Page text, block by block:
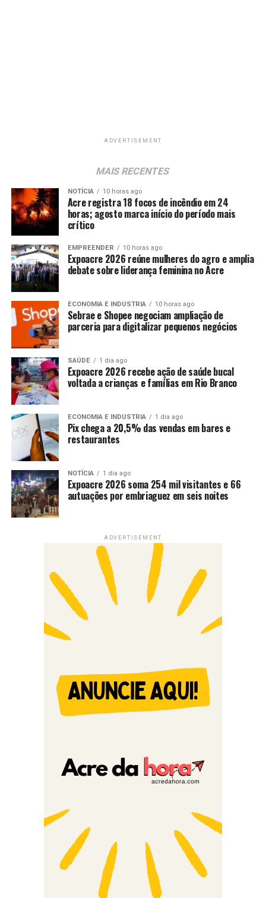
ADVERTISEMENT
MAIS RECENTES
NOTÍCIA 10 horas ago
Acre registra 18 focos de incêndio em 24
horas; agosto marca início do período mais
crítico
EMPREENDER 10 horas ago
Expoacre 2026 reúne mulheres do agro e amplia
debate sobre liderança feminina no Acre
ECONOMIA E INDUSTRIA 10 horas ago
Sebrae e Shopee negociam ampliação de
parceria para digitalizar pequenos negócios
SAÚDE 1 dia ago
Expoacre 2026 recebe ação de saúde bucal
voltada a crianças e famílias em Rio Branco
ECONOMIA E INDUSTRIA 1 dia ago
Pix chega a 20,5% das vendas em bares e
restaurantes
NOTÍCIA 1 dia ago
Expoacre 2026 soma 254 mil visitantes e 66
autuações por embriaguez em seis noites
ADVERTISEMENT